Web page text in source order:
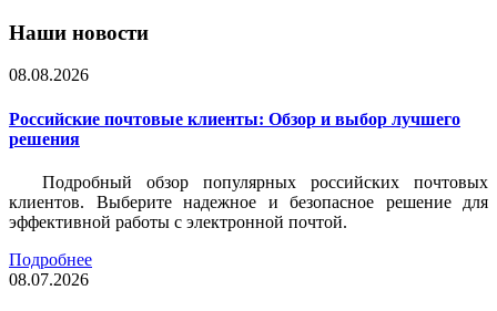
Наши новости
08.08.2026
Российские почтовые клиенты: Обзор и выбор лучшего
решения
Подробный обзор популярных российских почтовых
клиентов. Выберите надежное и безопасное решение для
эффективной работы с электронной почтой.
Подробнее
08.07.2026